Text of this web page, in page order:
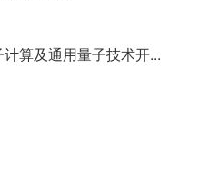
算及通用量子技术开...